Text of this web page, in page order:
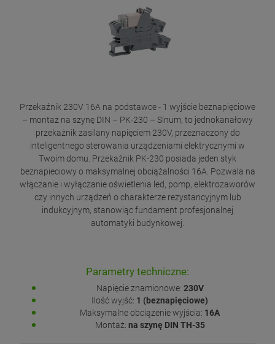
Przekaźnik 230V 16A na podstawce - 1 wyjście beznapięciowe
– montaż na szynę DIN – PK-230 – Sinum, to jednokanałowy
przekażnik zasilany napięciem 230V, przeznaczony do
inteligentnego sterowania urządzeniami elektrycznymi w
Twoim domu. Przekaźnik PK-230 posiada jeden styk
beznapieciowy o maksymalnej obciążalności 16A. Pozwala na
włączanie i wyłączanie oświetlenia led, pomp, elektrozaworów
czy innych urządzeń o charakterze rezystancyjnym lub
indukcyjnym, stanowiąc fundament profesjonalnej
automatyki budynkowej.
Parametry techniczne:
Napięcie znamionowe: 230V
Ilość wyjść: 1 (beznapięciowe)
Maksymalne obciążenie wyjścia: 16A
Montaż: na szynę DIN TH-35